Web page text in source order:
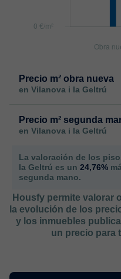
Precio m² obra nueva
en Vilanova i la Geltrú
Precio m² segunda
en Vilanova i la Geltrú
La valoración de los
la Geltrú es un 24,76%
segunda mano.
Housfy permite valorar
la evolución de los
y los inmuebles
un precio para